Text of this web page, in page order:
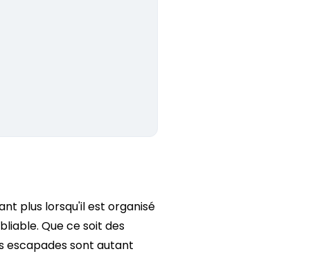
plus lorsqu'il est organisé
Que ce soit des
escapades sont autant